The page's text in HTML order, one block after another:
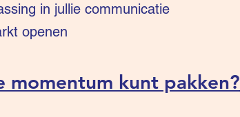
in jullie communicatie
openen
momentum kunt pakken?